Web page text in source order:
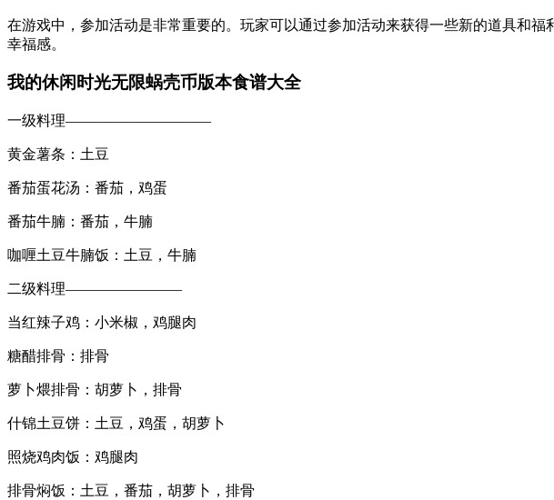
在游戏中，参加活动是非常重要的。玩家可以通过参加活动来获得一些新的道具和
幸福感。
我的休闲时光无限蜗壳币版本食谱大全
一级料理——————————
黄金薯条：土豆
番茄蛋花汤：番茄，鸡蛋
番茄牛腩：番茄，牛腩
咖喱土豆牛腩饭：土豆，牛腩
二级料理————————
当红辣子鸡：小米椒，鸡腿肉
糖醋排骨：排骨
萝卜煨排骨：胡萝卜，排骨
什锦土豆饼：土豆，鸡蛋，胡萝卜
照烧鸡肉饭：鸡腿肉
排骨焖饭：土豆，番茄，胡萝卜，排骨